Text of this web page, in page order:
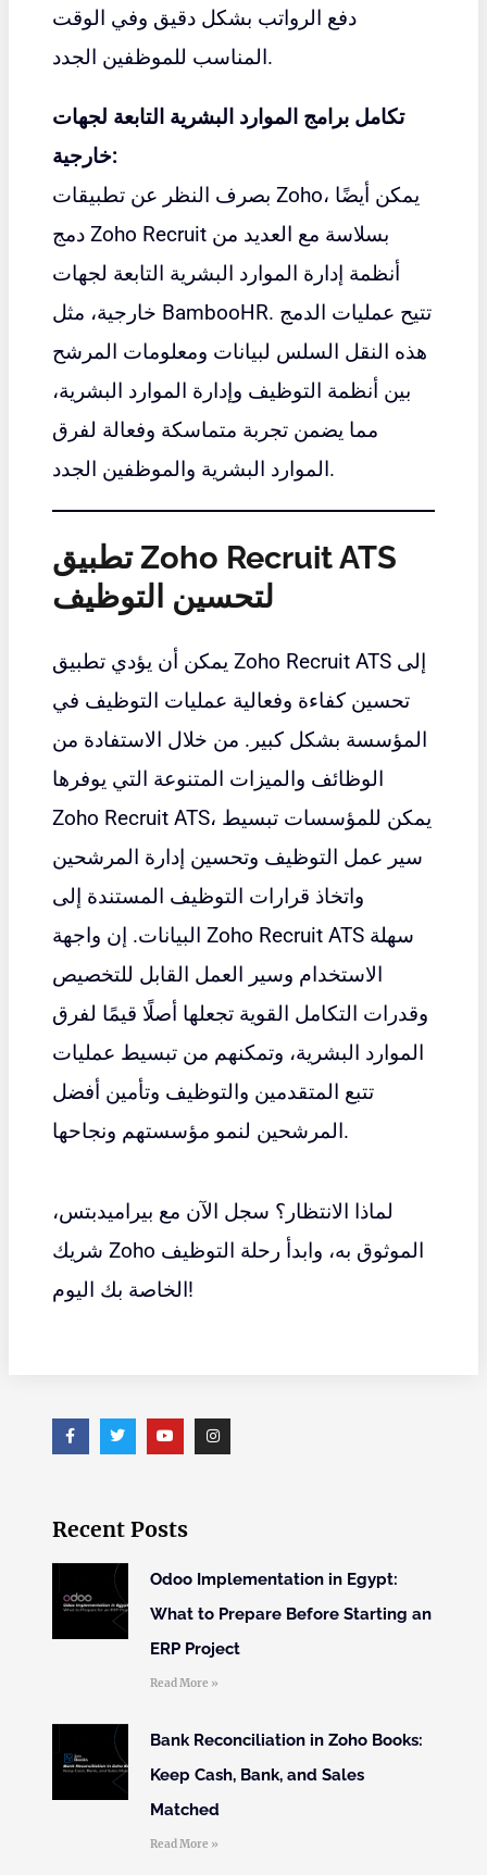
دفع الرواتب بشكل دقيق وفي الوقت
المناسب للموظفين الجدد.
تكامل برامج الموارد البشرية التابعة لجهات
خارجية:
بصرف النظر عن تطبيقات Zoho، يمكن أيضًا
دمج Zoho Recruit بسلاسة مع العديد من
أنظمة إدارة الموارد البشرية التابعة لجهات
BambooHR. تتيح عمليات الدمج
هذه النقل السلس لبيانات ومعلومات المرشح
بين أنظمة التوظيف وإدارة الموارد البشرية،
مما يضمن تجربة متماسكة وفعالة لفرق
الموارد البشرية والموظفين الجدد.
تطبيق Zoho Recruit ATS
لتحسين التوظيف
يمكن أن يؤدي تطبيق Zoho Recruit ATS إلى
تحسين كفاءة وفعالية عمليات التوظيف في
المؤسسة بشكل كبير. من خلال الاستفادة من
الوظائف والميزات المتنوعة التي يوفرها
Zoho Recruit ATS، يمكن للمؤسسات تبسيط
سير عمل التوظيف وتحسين إدارة المرشحين
واتخاذ قرارات التوظيف المستندة إلى
البيانات. إن واجهة Zoho Recruit ATS سهلة
الاستخدام وسير العمل القابل للتخصيص
وقدرات التكامل القوية تجعلها أصلًا قيمًا لفرق
الموارد البشرية، وتمكنهم من تبسيط عمليات
تتبع المتقدمين والتوظيف وتأمين أفضل
المرشحين لنمو مؤسستهم ونجاحها.
لماذا الانتظار؟ سجل الآن مع بيراميدبتس،
شريك Zoho الموثوق به، وابدأ رحلة التوظيف
الخاصة بك اليوم!
Recent Posts
Odoo Implementation in Egypt:
What to Prepare Before Starting an
ERP Project
Read More »
Bank Reconciliation in Zoho Books:
Keep Cash, Bank, and Sales
Matched
Read More »